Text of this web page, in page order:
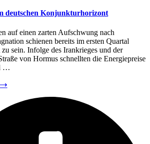
deutschen Konjunkturhorizont
auf einen zarten Aufschwung nach
schienen bereits im ersten Quartal
sein. Infolge des Irankrieges und der
von Hormus schnellten die Energiepreise
…